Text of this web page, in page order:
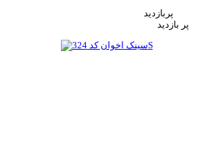
پربازدید
پر بازدید